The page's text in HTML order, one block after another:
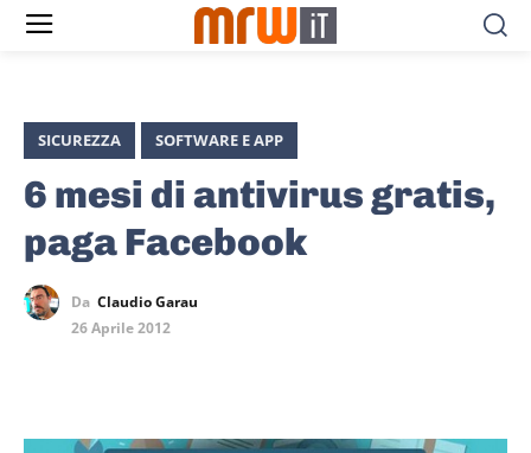
SICUREZZA SOFTWARE E APP
6 mesi di antivirus gratis,
paga Facebook
Da Claudio Garau
26 Aprile 2012